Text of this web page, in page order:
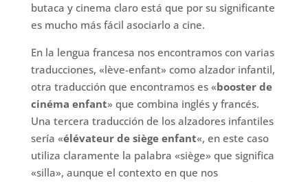
butaca y cinema claro está que por su significante
es mucho más fácil asociarlo a cine.
En la lengua francesa nos encontramos con varias
traducciones, «lève-enfant» como alzador infantil,
otra traducción que encontramos es «booster de
cinéma enfant» que combina inglés y francés.
Una tercera traducción de los alzadores infantiles
sería «élévateur de siège enfant«, en este caso
utiliza claramente la palabra «siège» que significa
«silla», aunque el contexto en que nos